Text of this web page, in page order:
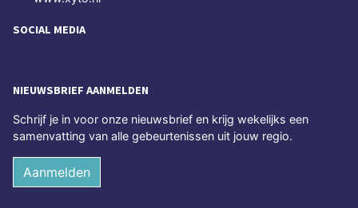
SOCIAL MEDIA
NIEUWSBRIEF AANMELDEN
Schrijf je in voor onze nieuwsbrief en krijg wekelijks een
samenvatting van alle gebeurtenissen uit jouw regio.
Aanmelden